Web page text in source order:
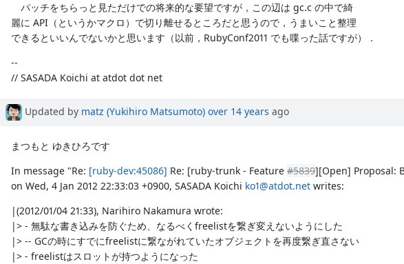
パッチをちらっと見ただけでの将来的な要望ですが，この辺は gc.c の中で綺
麗に API（というかマクロ）で切り離せるところだと思うので，うまいこと整理
できるといいんでないかと思います（以前，RubyConf2011 でも喋った話ですが）．
--
// SASADA Koichi at atdot dot net
Updated by matz (Yukihiro Matsumoto) over 14 years ago
まつもと ゆきひろです
In message "Re: [ruby-dev:45086] Re: [ruby-trunk - Feature#5839][Open] Proposal:
on Wed, 4 Jan 2012 22:33:03 +0900, SASADA Koichi ko1@atdot.net writes:
|(2012/01/04 21:33), Narihiro Nakamura wrote:
|> - 無駄な書き込みを防ぐため、なるべくfreelistを繋ぎ変えないようにした
|> -- GCの時にすでにfreelistに繋ながれていたオブジェクトを再度繋ぎ直さない
|> - freelistはスロットが持つようになった